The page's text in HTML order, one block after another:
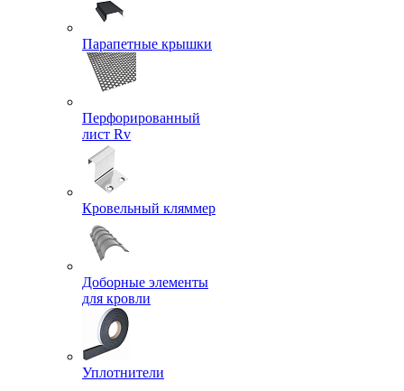
Парапетные крышки
Перфорированный
лист Rv
Кровельный кляммер
Доборные элементы
для кровли
Уплотнители